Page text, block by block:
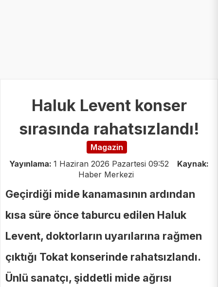
Haluk Levent konser
sırasında rahatsızlandı!
Magazin
Yayınlama: 1 Haziran 2026 Pazartesi 09:52
Kaynak:
Haber Merkezi
Geçirdiği mide kanamasının ardından
kısa süre önce taburcu edilen Haluk
Levent, doktorların uyarılarına rağmen
çıktığı Tokat konserinde rahatsızlandı.
Ünlü sanatçı, şiddetli mide ağrısı